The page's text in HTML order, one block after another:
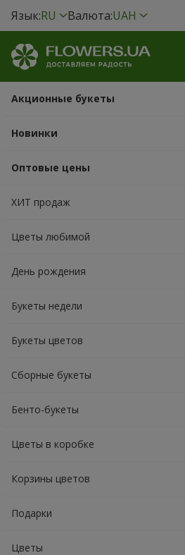
Язык:RU Валюта:UAH
Акционные букеты
Новинки
Оптовые цены
ХИТ продаж
Цветы любимой
День рождения
Букеты недели
Букеты цветов
Сборные букеты
Бенто-букеты
Цветы в коробке
Корзины цветов
Подарки
Цветы